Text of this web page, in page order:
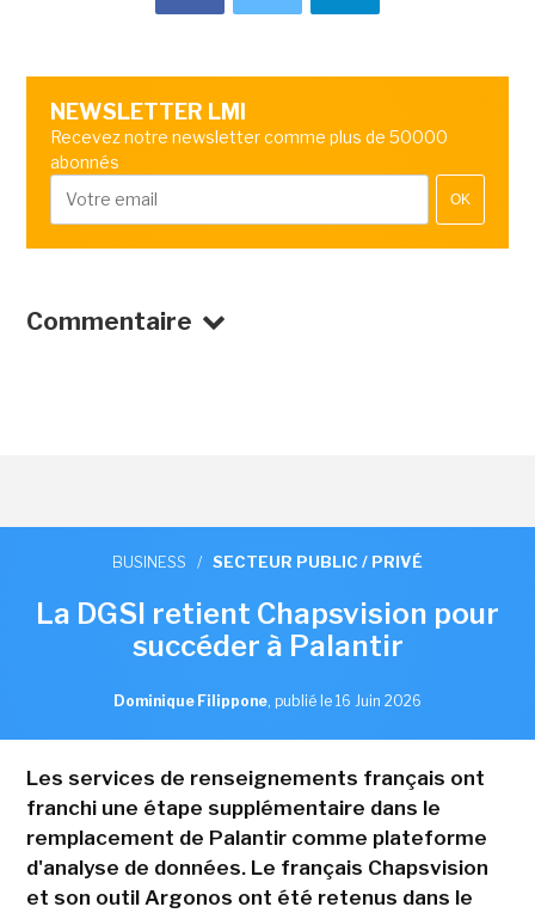
NEWSLETTER LMI
Recevez notre newsletter comme plus de 50000
abonnés
OK
Commentaire
BUSINESS / SECTEUR PUBLIC / PRIVÉ
La DGSI retient Chapsvision pour
succéder à Palantir
Dominique Filippone, publié le 16 Juin 2026
Les services de renseignements français ont
franchi une étape supplémentaire dans le
remplacement de Palantir comme plateforme
d'analyse de données. Le français Chapsvision
et son outil Argonos ont été retenus dans le